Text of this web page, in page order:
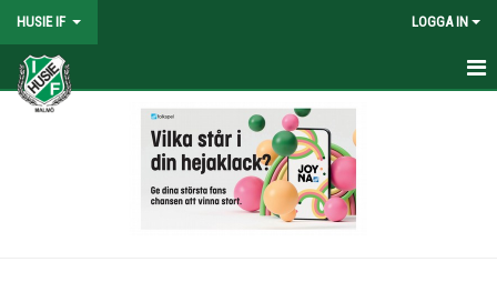
HUSIE IF LOGGA IN
HEM